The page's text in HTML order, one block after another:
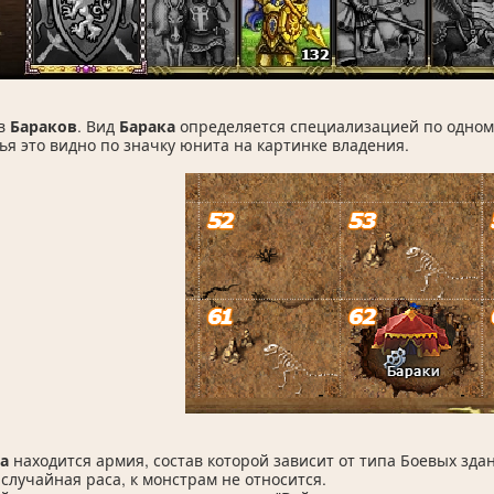
Бараков. Вид Барака определяется специализацией по
это видно по значку юнита на картинке владения.
находится армия, состав которой зависит от типа Боевых
раса, к монстрам не относится.